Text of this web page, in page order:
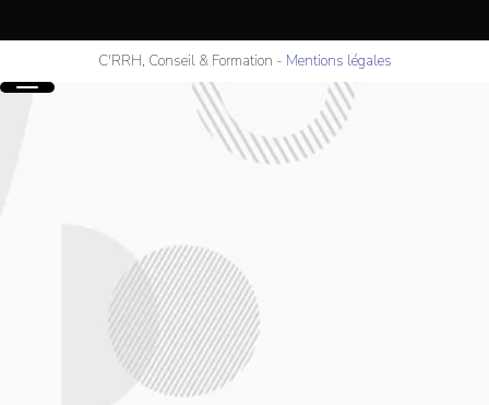
C'RRH, Conseil & Formation - Mentions légales